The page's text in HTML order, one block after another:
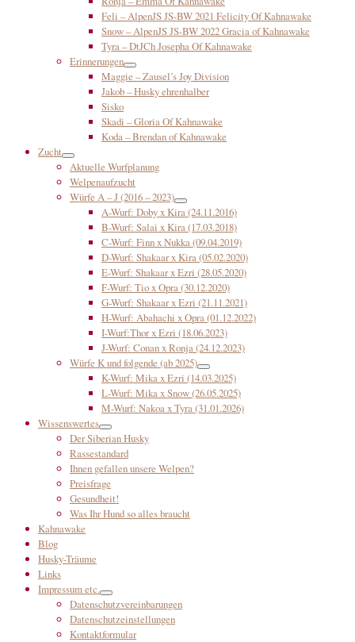
Feli – AlpenJS JS-BW 2021 Felicity Of Kahnawake
Snow – AlpenJS JS-BW 2022 Gracia of Kahnawake
Tyra – DtJCh Josepha Of Kahnawake
Erinnerungen
Maggie – Zausel’s Joy Division
Jakob – Husky ehrenhalber
Sisko
Skadi – Gloria Of Kahnawake
Koda – Brendan of Kahnawake
Zucht
Aktuelle Wurfplanung
Welpenaufzucht
Würfe A – J (2016 – 2023)
A-Wurf: Doby x Kira (24.11.2016)
B-Wurf: Salai x Kira (17.03.2018)
C-Wurf: Finn x Nukka (09.04.2019)
D-Wurf: Shakaar x Kira (05.02.2020)
E-Wurf: Shakaar x Ezri (28.05.2020)
F-Wurf: Tio x Opra (30.12.2020)
G-Wurf: Shakaar x Ezri (21.11.2021)
H-Wurf: Abahachi x Opra (01.12.2022)
I-Wurf:Thor x Ezri (18.06.2023)
J-Wurf: Conan x Ronja (24.12.2023)
Würfe K und folgende (ab 2025)
K-Wurf: Mika x Ezri (14.03.2025)
L-Wurf: Mika x Snow (26.05.2025)
M-Wurf: Nakoa x Tyra (31.01.2026)
Wissenswertes
Der Siberian Husky
Rassestandard
Ihnen gefallen unsere Welpen?
Preisfrage
Gesundheit!
Was Ihr Hund so alles braucht
Kahnawake
Blog
Husky-Träume
Links
Impressum etc.
Datenschutzvereinbarungen
Datenschutzeinstellungen
Kontaktformular